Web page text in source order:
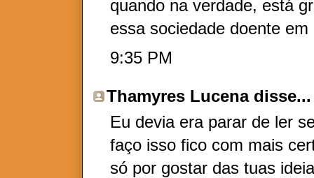
quando na verdade, está
essa sociedade doente
9:35 PM
Thamyres Lucenadisse...
Eu devia era parar de ler
faço isso fico com mais
só por gostar das tuas